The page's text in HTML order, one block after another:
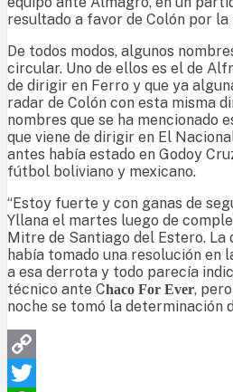
resultado a favor de Colón por
De todos modos, algunos
circular. Uno de ellos es el de
de dirigir en Ferro y que ya
radar de Colón con esta misma
nombres que se ha mencionado
que viene de dirigir en El
antes había estado en Godoy
fútbol boliviano y mexicano.
“Estoy fuerte y con ganas de
Yllana el martes luego de
Mitre de Santiago del Estero.
había tomado una resolución en
a esa derrota y todo parecía
técnico ante Chaco For Ever,
noche se tomó la determinación
Copy